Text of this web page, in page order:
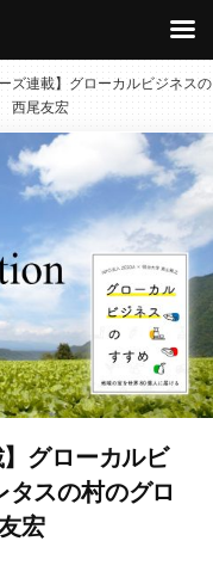
ズ連載】グローカルビジネスの
西尾友宏
】グローカルビ
スの村のグロ
宏